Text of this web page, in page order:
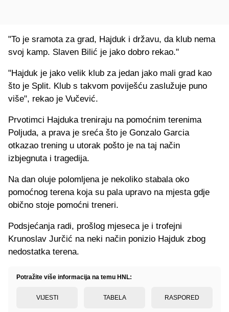
"To je sramota za grad, Hajduk i državu, da klub nema
svoj kamp. Slaven Bilić je jako dobro rekao."
"Hajduk je jako velik klub za jedan jako mali grad kao
što je Split. Klub s takvom poviješću zaslužuje puno
više", rekao je Vučević.
Prvotimci Hajduka treniraju na pomoćnim terenima
Poljuda, a prava je sreća što je Gonzalo Garcia
otkazao trening u utorak pošto je na taj način
izbjegnuta i tragedija.
Na dan oluje polomljena je nekoliko stabala oko
pomoćnog terena koja su pala upravo na mjesta gdje
obično stoje pomoćni treneri.
Podsjećanja radi, prošlog mjeseca je i trofejni
Krunoslav Jurčić na neki način ponizio Hajduk zbog
nedostatka terena.
Potražite više informacija na temu HNL:
VIJESTI TABELA RASPORED